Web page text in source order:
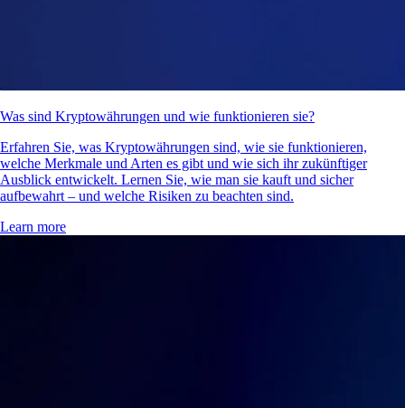
Was sind Kryptowährungen und wie funktionieren sie?
Erfahren Sie, was Kryptowährungen sind, wie sie funktionieren,
welche Merkmale und Arten es gibt und wie sich ihr zukünftiger
Ausblick entwickelt. Lernen Sie, wie man sie kauft und sicher
aufbewahrt – und welche Risiken zu beachten sind.
Learn more